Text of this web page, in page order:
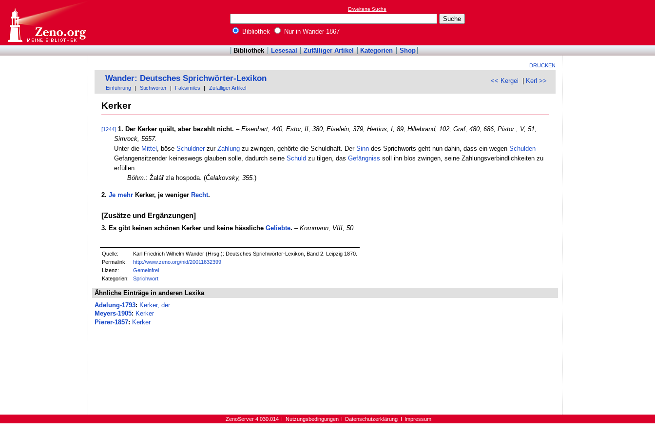
Erweiterte Suche
Bibliothek Nur in Wander-1867
Bibliothek Lesesaal Zufälliger Artikel Kategorien Shop
DRUCKEN
<< Kergei Kerl >>
Wander: Deutsches Sprichwörter-Lexikon
Einführung Stichwörter Faksimiles Zufälliger Artikel
Kerker
[1244] 1. Der Kerker quält, aber bezahlt nicht. – Eisenhart, 440; Estor, II, 380; Eiselein, 379; Hertius, I, 89; Hillebrand, 102; Graf, 480, 686; Pistor., V, 51;
Simrock, 5557.
Unter die Mittel , böseSchuldnerzurZahlung zu zwingen, gehörte die Schuldhaft. DerSinn des Sprichworts geht nun dahin, dass ein wegenSchulden
Gefangensitzender keineswegs glauben solle, dadurch seineSchuld zu tilgen, dasGefängniss soll ihn blos zwingen, seine Zahlungsverbindlichkeiten zu
erfüllen.
Böhm. : Žalář zla hospoda. (Čelakovsky, 355. )
2. Je mehrKerker, je weniger Recht.
[Zusätze und Ergänzungen]
3. Es gibt keinen schönen Kerker und keine hässliche Geliebte. – Kornmann, VIII, 50.
Quelle:
Karl Friedrich Wilhelm Wander (Hrsg.): Deutsches Sprichwörter-Lexikon, Band 2. Leipzig 1870.
Permalink:
http://www.zeno.org/nid/20011632399
Lizenz:
Gemeinfrei
Kategorien:
Sprichwort
Ähnliche Einträge in anderen Lexika
Adelung-1793: Kerker, der
Meyers-1905: Kerker
Pierer-1857: Kerker
ZenoServer 4.030.014 Nutzungsbedingungen Datenschutzerklärung Impressum